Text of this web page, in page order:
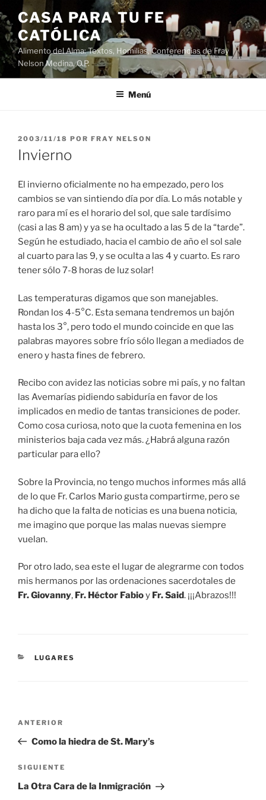
Saltar
al
contenido
CASA PARA TU FE
CATÓLICA
Alimento del Alma: Textos, Homilias, Conferencias de Fray
Nelson Medina, O.P.
Menú
PUBLICADO
EL
2003/11/18 POR FRAY NELSON
Invierno
El invierno oficialmente no ha empezado, pero los
cambios se van sintiendo día por día. Lo más notable y
raro para mí es el horario del sol, que sale tardísimo
(casi a las 8 am) y ya se ha ocultado a las 5 de la “tarde”.
Según he estudiado, hacia el cambio de año el sol sale
al cuarto para las 9, y se oculta a las 4 y cuarto. Es raro
tener sólo 7-8 horas de luz solar!
Las temperaturas digamos que son manejables.
Rondan los 4-5°C. Esta semana tendremos un bajón
hasta los 3°, pero todo el mundo coincide en que las
palabras mayores sobre frío sólo llegan a mediados de
enero y hasta fines de febrero.
Recibo con avidez las noticias sobre mi país, y no faltan
las Avemarías pidiendo sabiduría en favor de los
implicados en medio de tantas transiciones de poder.
Como cosa curiosa, noto que la cuota femenina en los
ministerios baja cada vez más. ¿Habrá alguna razón
particular para ello?
Sobre la Provincia, no tengo muchos informes más allá
de lo que Fr. Carlos Mario gusta compartirme, pero se
ha dicho que la falta de noticias es una buena noticia,
me imagino que porque las malas nuevas siempre
vuelan.
Por otro lado, sea este el lugar de alegrarme con todos
mis hermanos por las ordenaciones sacerdotales de
Fr. Giovanny, Fr. Héctor Fabioy Fr. Said. ¡¡¡Abrazos!!!
CATEGORÍAS
LUGARES
entradas
Entrada
anterior:
ANTERIOR
Como la hiedra de St. Mary’s
Siguiente
entrada
SIGUIENTE
La Otra Cara de la Inmigración